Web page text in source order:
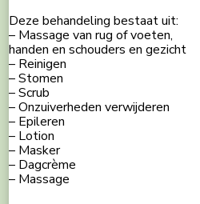
Deze behandeling bestaat uit:
– Massage van rug of voeten,
handen en schouders en gezicht
– Reinigen
– Stomen
– Scrub
– Onzuiverheden verwijderen
– Epileren
– Lotion
– Masker
– Dagcrème
– Massage